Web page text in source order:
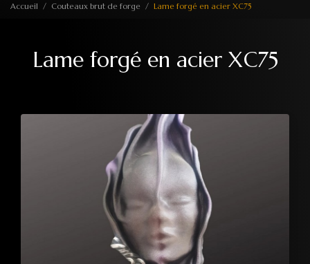
Accueil Couteaux brut de forge Lame forgé en acier XC75
Lame forgé en acier XC75